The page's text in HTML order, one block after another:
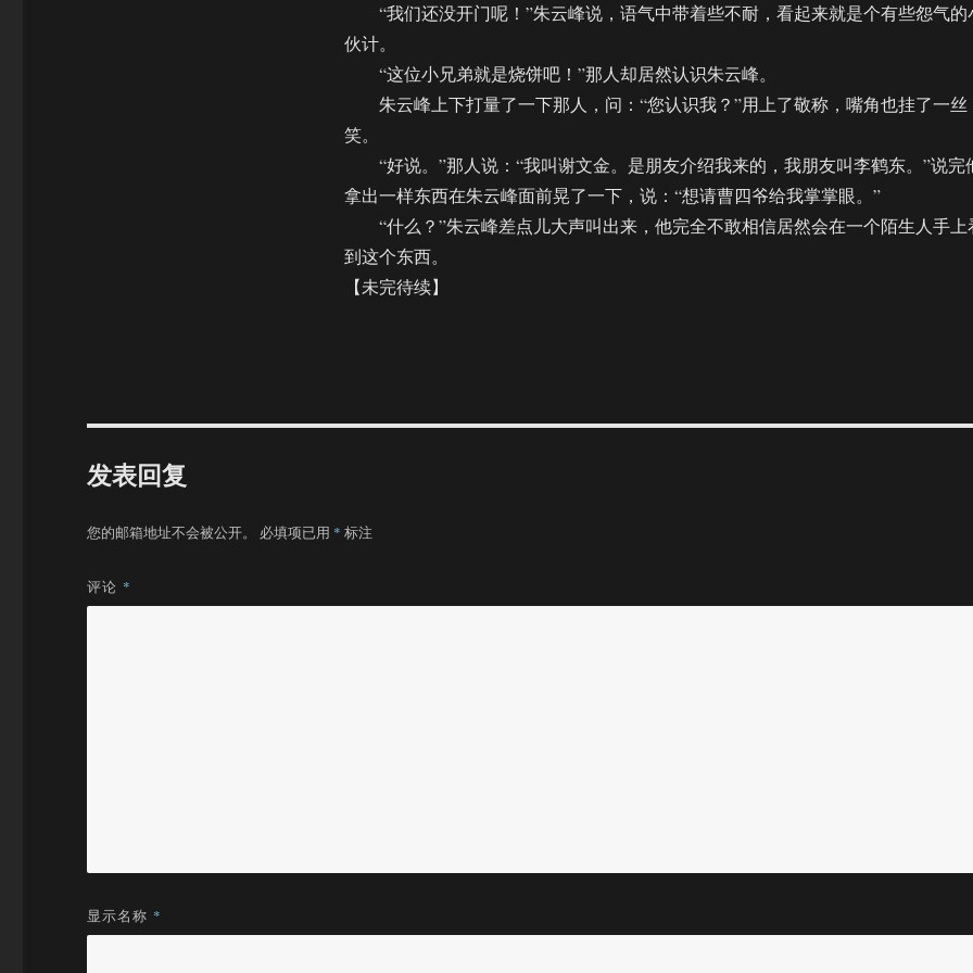
“我们还没开门呢！”朱云峰说，语气中带着些不耐，看起来就是个有些怨气的
伙计。
“这位小兄弟就是烧饼吧！”那人却居然认识朱云峰。
朱云峰上下打量了一下那人，问：“您认识我？”用上了敬称，嘴角也挂了一丝
笑。
“好说。”那人说：“我叫谢文金。是朋友介绍我来的，我朋友叫李鹤东。”说完
拿出一样东西在朱云峰面前晃了一下，说：“想请曹四爷给我掌掌眼。”
“什么？”朱云峰差点儿大声叫出来，他完全不敢相信居然会在一个陌生人手上
到这个东西。
【未完待续】
发表回复
您的邮箱地址不会被公开。 必填项已用 * 标注
评论 *
显示名称 *